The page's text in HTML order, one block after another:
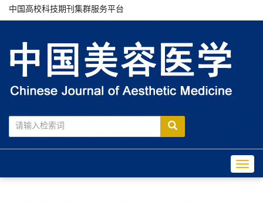
中国高校科技期刊集群服务平台